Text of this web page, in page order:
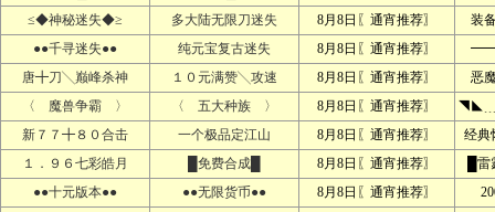
≤◆神秘迷失◆≥
多大陆无限刀迷失 8月8日〖通宵推荐〗
装
●●千寻迷失●●
纯元宝复古迷失 8月8日〖通宵推荐〗
━━
唐╋刀╲巅峰杀神
１０元满赞╲攻速 8月8日〖通宵推荐〗
恶
〈 魔兽争霸 〉
〈 五大种族 〉 8月8日〖通宵推荐〗
新７７╋８０合击
一个极品定江山 8月8日〖通宵推荐〗
经
１．９６七彩皓月
█免费合成█ 8月8日〖通宵推荐〗
█
●●十元版本●●
●●无限货币●● 8月8日〖通宵推荐〗